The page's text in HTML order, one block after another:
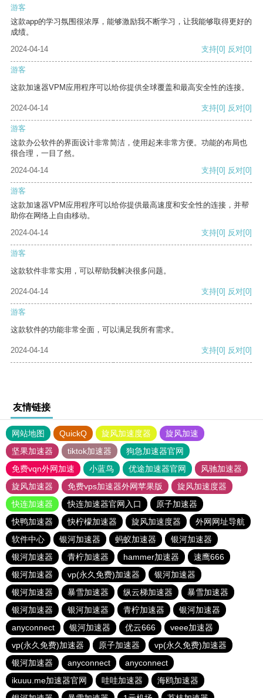
游客
这款app的学习氛围很浓厚，能够激励我不断学习，让我能够取得更好的
成绩。
2024-04-14
支持[0] 反对[0]
游客
这款加速器VPM应用程序可以给你提供全球覆盖和最高安全性的连接。
2024-04-14 支持[0] 反对[0]
游客
这款办公软件的界面设计非常简洁，使用起来非常方便。功能的布局也
很合理，一目了然。
2024-04-14
支持[0] 反对[0]
游客
这款加速器VPM应用程序可以给你提供最高速度和安全性的连接，并帮
助你在网络上自由移动。
2024-04-14
支持[0] 反对[0]
游客
这款软件非常实用，可以帮助我解决很多问题。
2024-04-14 支持[0] 反对[0]
游客
这款软件的功能非常全面，可以满足我所有需求。
2024-04-14 支持[0] 反对[0]
友情链接
网站地图 QuickQ 旋风加速度器
旋风加速
坚果加速器
tiktok加速器
狗急加速器官网
免费vqn外网加速
小蓝鸟 优途加速器官网
风驰加速器
旋风加速器
免费vps加速器外网苹果版
旋风加速度器
快连加速器
快连加速器官网入口
原子加速器
快鸭加速器
快柠檬加速器 旋风加速度器
外网网址导航
软件中心
银河加速器 蚂蚁加速器
银河加速器
银河加速器
青柠加速器 hammer加速器
速鹰666
银河加速器
vp(永久免费)加速器
银河加速器
银河加速器
暴雪加速器 纵云梯加速器
暴雪加速器
银河加速器
银河加速器 青柠加速器
银河加速器
anyconnect
银河加速器 优云666
veee加速器
vp(永久免费)加速器
原子加速器
vp(永久免费)加速器
银河加速器
anyconnect
anyconnect
ikuuu.me加速器官网
哇哇加速器
海鸥加速器